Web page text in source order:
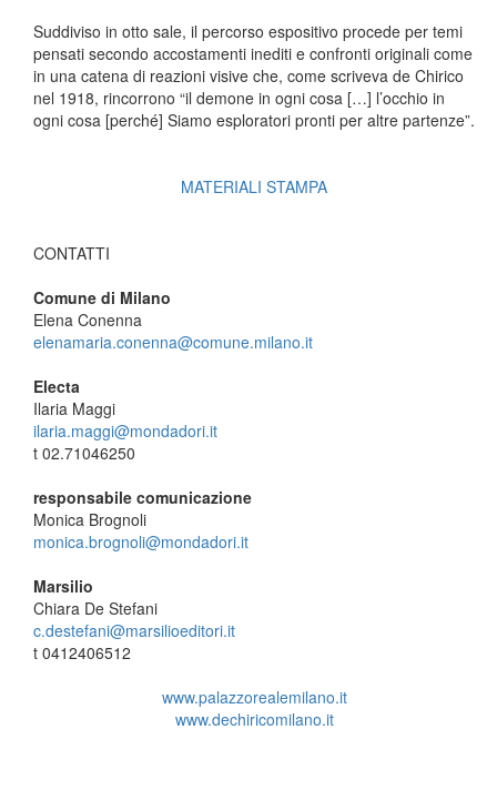
Suddiviso in otto sale, il percorso espositivo procede per temi
pensati secondo accostamenti inediti e confronti originali come
in una catena di reazioni visive che, come scriveva de Chirico
nel 1918, rincorrono “il demone in ogni cosa […] l’occhio in
ogni cosa [perché] Siamo esploratori pronti per altre partenze”.
MATERIALI STAMPA
CONTATTI
Comune di Milano
Elena Conenna
elenamaria.conenna@comune.milano.it
Electa
Ilaria Maggi
ilaria.maggi@mondadori.it
t 02.71046250
responsabile comunicazione
Monica Brognoli
monica.brognoli@mondadori.it
Marsilio
Chiara De Stefani
c.destefani@marsilioeditori.it
t 0412406512
www.palazzorealemilano.it
www.dechiricomilano.it